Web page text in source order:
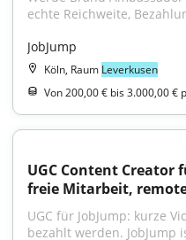
echte Reichweite,
JobJump
Köln, Raum Leverkusen
Von 200,00 € bis 3.000,00 €
UGC Content Creator
freie Mitarbeit,
UGC für JobJump: kurze
bezahlt werden. JobJump